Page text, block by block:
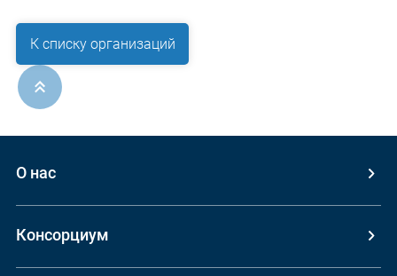
К списку организаций
О нас
Консорциум